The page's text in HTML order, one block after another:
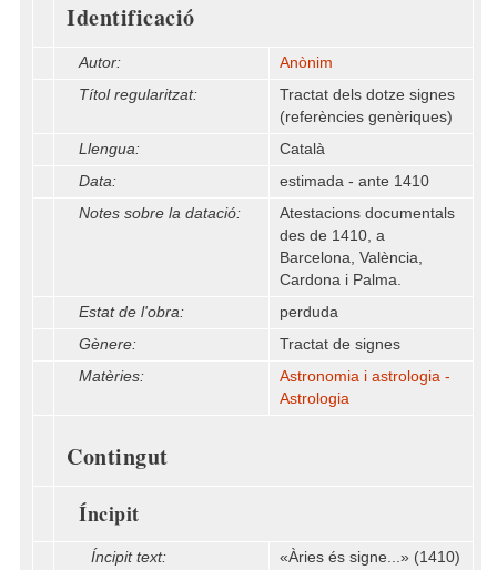
Identificació
Autor:
Anònim
Títol regularitzat:
Tractat dels dotze signes
(referències genèriques)
Llengua:
Català
Data:
estimada - ante 1410
Notes sobre la datació:
Atestacions documentals
des de 1410, a
Barcelona, València,
Cardona i Palma.
Estat de l'obra:
perduda
Gènere:
Tractat de signes
Matèries:
Astronomia i astrologia -
Astrologia
Contingut
Íncipit
Íncipit text:
«Àries és signe...» (1410)